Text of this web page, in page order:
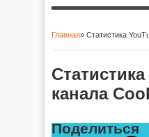
Главная» Статистика
канала
Поделиться